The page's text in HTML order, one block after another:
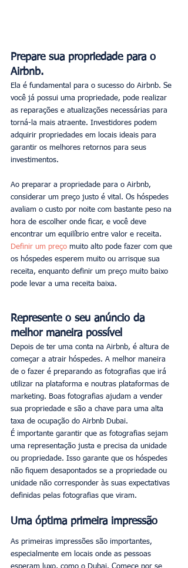
Prepare sua propriedade para o
Airbnb.
Ela é fundamental para o sucesso do Airbnb. Se
você já possui uma propriedade, pode realizar
as reparações e atualizações necessárias para
torná-la mais atraente. Investidores podem
adquirir propriedades em locais ideais para
garantir os melhores retornos para seus
investimentos.
Ao preparar a propriedade para o Airbnb,
considerar um preço justo é vital. Os hóspedes
avaliam o custo por noite com bastante peso na
hora de escolher onde ficar, e você deve
encontrar um equilíbrio entre valor e receita.
Definir um preço muito alto pode fazer com que
os hóspedes esperem muito ou arrisque sua
receita, enquanto definir um preço muito baixo
pode levar a uma receita baixa.
Represente o seu anúncio da
melhor maneira possível
Depois de ter uma conta na Airbnb, é altura de
começar a atrair hóspedes. A melhor maneira
de o fazer é preparando as fotografias que irá
utilizar na plataforma e noutras plataformas de
marketing. Boas fotografias ajudam a vender
sua propriedade e são a chave para uma alta
taxa de ocupação do Airbnb Dubai.
É importante garantir que as fotografias sejam
uma representação justa e precisa da unidade
ou propriedade. Isso garante que os hóspedes
não fiquem desapontados se a propriedade ou
unidade não corresponder às suas expectativas
definidas pelas fotografias que viram.
Uma óptima primeira impressão
As primeiras impressões são importantes,
especialmente em locais onde as pessoas
esperam luxo, como o Dubai. Comece por se